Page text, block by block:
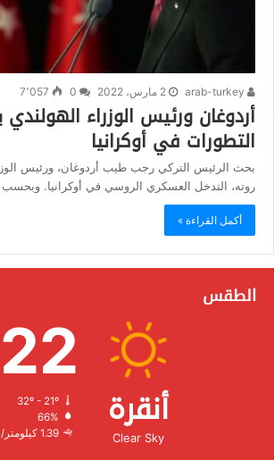
2 مارس، 2022 7٬057
أردوغان ورئيس الوزراء الهولندي
التطورات في أوكرانيا
بحث الرئيس التركي رجب طيب أردوغان، ورئيس
روته، التدخل العسكري الروسي في أوكرانيا. وبحسب
أكمل القراءة »
الطقس
أنقرة
Clear Sky
22
32º - 21º
الرطوبة:
الرياح:1.39 كيلومتر/ساعة